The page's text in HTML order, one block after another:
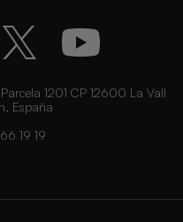
1201 CP 12600 La Vall
España
19 19